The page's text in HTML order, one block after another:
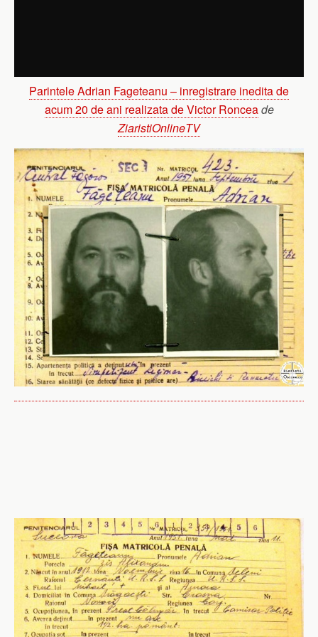
Parintele Adrian Fageteanu – inregistrare inedita de
acum 20 de ani realizata de Victor Ronceade
ZiaristiOnlineTV